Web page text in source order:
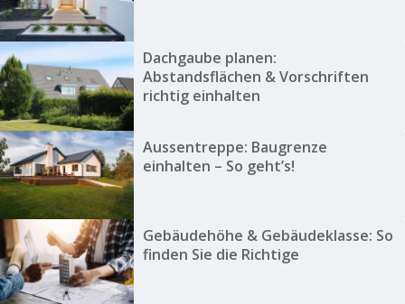
Dachgaube planen:
Abstandsflächen & Vorschriften
richtig einhalten
Aussentreppe: Baugrenze
einhalten – So geht’s!
Gebäudehöhe & Gebäudeklasse: So
finden Sie die Richtige